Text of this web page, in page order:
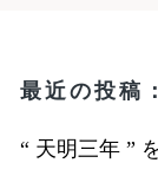
最近の投稿
“ 天明三年 ”